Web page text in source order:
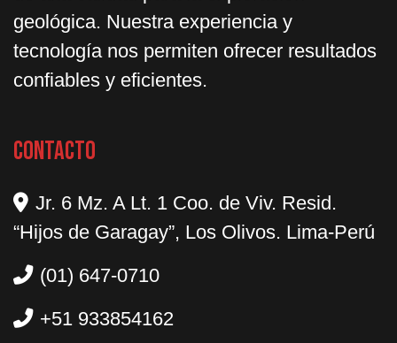
geológica. Nuestra experiencia y
tecnología nos permiten ofrecer resultados
confiables y eficientes.
Contacto
Jr. 6 Mz. A Lt. 1 Coo. de Viv. Resid.
“Hijos de Garagay”, Los Olivos. Lima-Perú
(01) 647-0710
+51 933854162